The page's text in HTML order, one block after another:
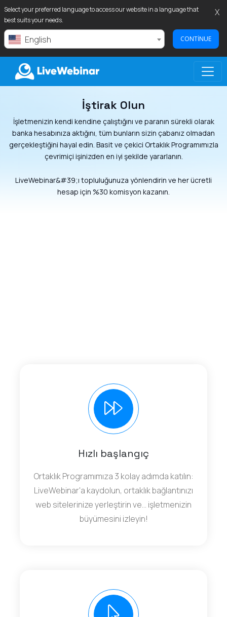
Select your preferred language to access our website in a language that
best suits your needs.
English CONTINUE
X
LIVEWEBINAR.COMİştirak Olun
İşletmenizin kendi kendine çalıştığını ve paranın sürekli olarak
banka hesabınıza aktığını, tüm bunların sizin çabanız olmadan
gerçekleştiğini hayal edin. Basit ve çekici Ortaklık Programımızla
çevrimiçi işinizden en iyi şekilde yararlanın.
LiveWebinar&#39;ı topluluğunuza yönlendirin ve her ücretli
hesap için %30 komisyon kazanın.
Hızlı başlangıç
Ortaklık Programımıza 3 kolay adımda katılın:
LiveWebinar'a kaydolun, ortaklık bağlantınızı
web sitelerinize yerleştirin ve... işletmenizin
büyümesini izleyin!